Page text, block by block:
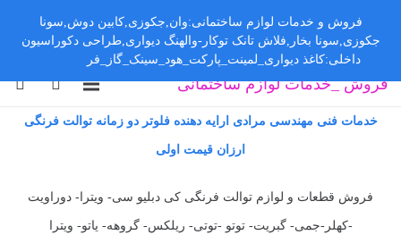
فروش _خدمات لوازم ساختمانی
خدمات فنی مهندسی مرادی ارایه دهنده فلوتر دو زمانه توالت فرنگی
ارزان قیمت اولی
فروش قطعات و لوازم توالت فرنگی کی دبلیو سی- ویترا- دوراویت
-کهلر-جمی- گبریت- توتو -توتی- ریلکس- گروهه- یاتو- ویترا
فروش و خدمات لوازم ساختمانی:وان,جکوزی,کابین دوش,سونا
جکوزی,سونا بخار,فلاش تانک توکار-والهنگ دیواری,طراحی دکوراسیون
داخلی:کاغذ دیواری_لمینت_پارکت_هود_سینک_گاز_فر